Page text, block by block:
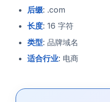
后缀: .com
长度: 16 字符
类型: 品牌域名
适合行业: 电商